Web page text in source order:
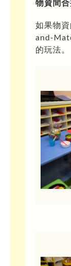
物資間
如果物
and-
的玩法。